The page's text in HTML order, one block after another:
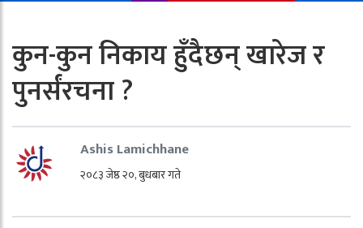
कुन-कुन निकाय हुँदैछन् खारेज र
पुनर्संरचना ?
Ashis Lamichhane
२०८३ जेष्ठ २०, बुधबार गते